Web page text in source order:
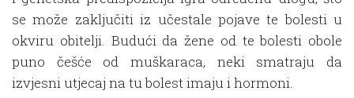
se može zaključiti iz učestale pojave te bolesti u
okviru obitelji. Budući da žene od te bolesti obole
puno češće od muškaraca, neki smatraju da
izvjesni utjecaj na tu bolest imaju i hormoni.